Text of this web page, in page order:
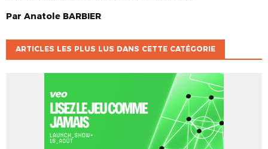
Par Anatole BARBIER
ARTICLES LES PLUS LUS DANS CETTE CATÉGORIE